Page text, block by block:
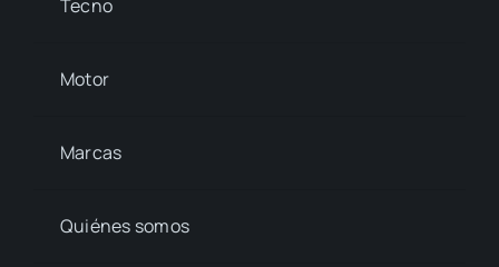
Tecno
Motor
Marcas
Quiénes somos